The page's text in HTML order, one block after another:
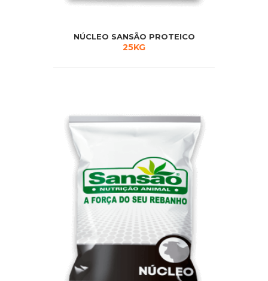
NÚCLEO SANSÃO PROTEICO
25KG